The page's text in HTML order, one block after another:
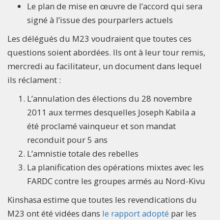
Le plan de mise en œuvre de l’accord qui sera
signé à l’issue des pourparlers actuels
Les délégués du M23 voudraient que toutes ces
questions soient abordées. Ils ont à leur tour remis,
mercredi au facilitateur, un document dans lequel
ils réclament :
L’annulation des élections du 28 novembre
2011 aux termes desquelles Joseph Kabila a
été proclamé vainqueur et son mandat
reconduit pour 5 ans
L’amnistie totale des rebelles
La planification des opérations mixtes avec les
FARDC contre les groupes armés au Nord-Kivu
Kinshasa estime que toutes les revendications du
M23 ont été vidées dans le rapport adopté par les